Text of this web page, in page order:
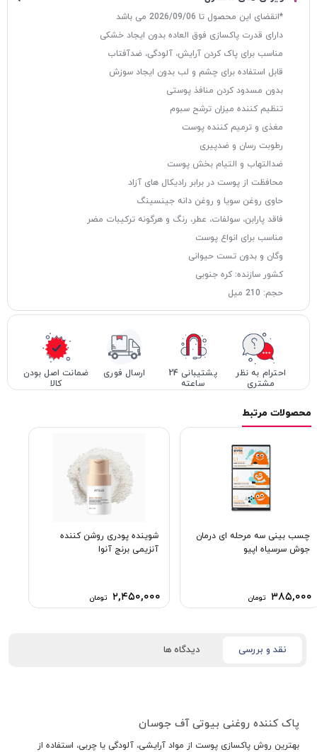
*انقضای این محصول تا 2026/09/06 می باشد
دارای قدرت پاکسازی فوق العاده بدون ایجاد خشکی
مناسب برای پاک کردن آرایش، آلودگی، ضدآفتاب
قابل استفاده برای چشم و لب بدون ايجاد سوزش
بدون مسدود کردن منافذ پوستی
تنظیم کننده میزان ترشح سبوم
مغذی و ترمیم کننده پوست
رطوبت رسان و ضدپیری
ضدالتهاب و التیام بخش پوست
محافظت از پوست در برابر رادیکال های آزاد
حاوی روغن سویا و روغن دانه جینسینگ
فاقد پارابن، سولفات، عطر، رنگ و هرگونه ترکیبات مضر
مناسب برای انواع پوست
وگان و بدون تست حیوانی
کشور سازنده: کره جنوبی
حجم: 210 میل
احترام به نظر
مشتری
پشتیبانی 24
ساعته
ارسال فوری
ضمانت اصل بودن
کالا
محصولات مرتبط
چسب بینی سه مرحله ای درمان
جوش سرسیاه اپیو
۳۸۵,۰۰۰ تومان
شوینده پودری روشن کننده
آنزیمی برنج آنوا
۲,۴۵۰,۰۰۰ تومان
نقد و بررسی دیدگاه ها
پاک کننده روغنی بیوتی آف جوسان
بهترین روش پاکسازی پوست از مواد آرایشی، آلودگی یا چربی، استفاده از